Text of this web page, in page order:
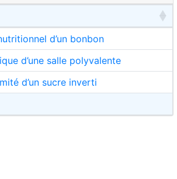
d’un bonbon
d’une salle polyvalente
d’un sucre inverti